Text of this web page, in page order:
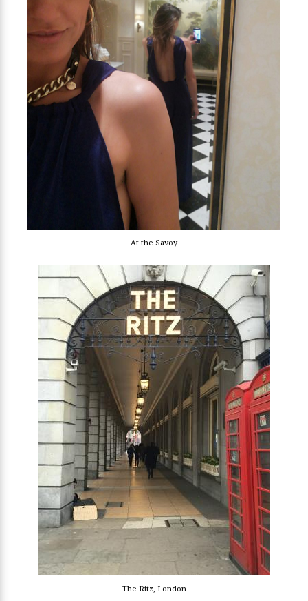
At the Savoy
The Ritz, London